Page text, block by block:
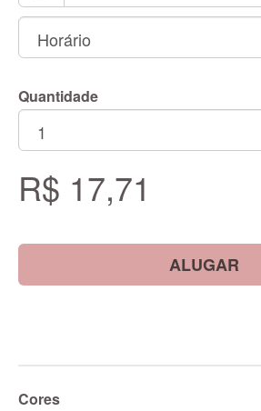
Quantidade
R$ 17,71
ALUGAR
Cores